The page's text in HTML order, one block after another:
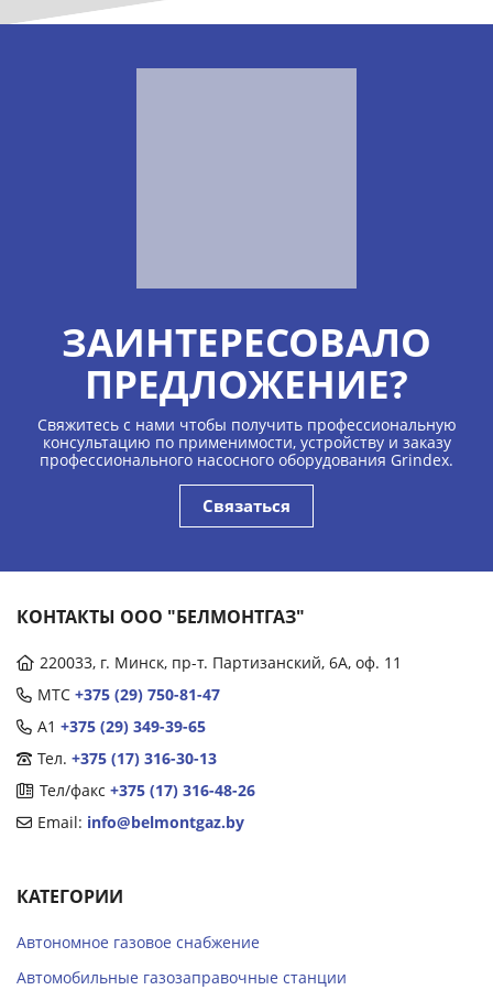
ЗАИНТЕРЕСОВАЛО
ПРЕДЛОЖЕНИЕ?
Свяжитесь с нами чтобы получить профессиональную
консультацию по применимости, устройству и заказу
профессионального насосного оборудования Grindex.
Связаться
КОНТАКТЫ ООО "БЕЛМОНТГАЗ"
220033, г. Минск, пр-т. Партизанский, 6А, оф. 11
МТС +375 (29) 750-81-47
А1 +375 (29) 349-39-65
Тел. +375 (17) 316-30-13
Тел/факс +375 (17) 316-48-26
Email: info@belmontgaz.by
КАТЕГОРИИ
Автономное газовое снабжение
Автомобильные газозаправочные станции